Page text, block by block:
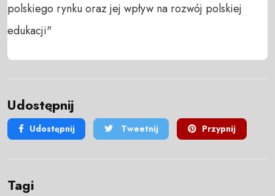
polskiego rynku oraz jej wpływ na rozwój polskiej
edukacji"
Udostępnij
Udostępnij Tweetnij Przypnij
Tagi